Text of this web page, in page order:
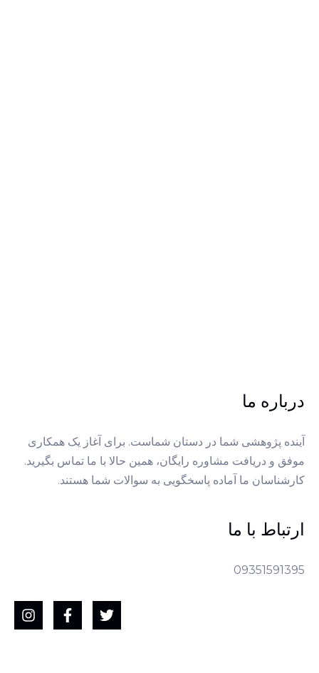
درباره ما
آینده پژوهشی شما در دستان شماست. برای آغاز یک همکاری
موفق و دریافت مشاوره رایگان، همین حالا با ما تماس بگیرید.
کارشناسان ما آماده پاسخگویی به سوالات شما هستند.
ارتباط با ما
09351591395